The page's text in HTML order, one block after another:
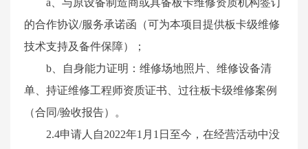
的合作协议/服务承诺函（可为本项目提供板卡级维修
技术支持及备件保障）；
b、自身能力证明：维修场地照片、维修设备清
单、持证维修工程师资质证书、过往板卡级维修案例
（合同/验收报告）。
2.4申请人自2022年1月1日至今，在经营活动中没